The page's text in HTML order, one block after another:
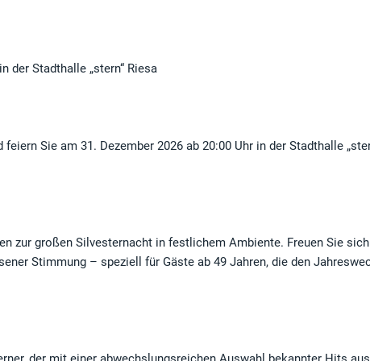
der Stadthalle „stern“ Riesa
Sie am 31. Dezember 2026 ab 20:00 Uhr in der Stadthalle
zur großen Silvesternacht in festlichem Ambiente. Freuen Sie
Stimmung – speziell für Gäste ab 49 Jahren, die den